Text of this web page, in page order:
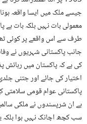
جیسے ملک میں ایسا واقعہ
معمولی بات نہیں بلکہ بات
طرف سے اس واقعے پر کوئی
جانب پاکستانی شہریوں نے
کی ہے کہ پاکستان میں رہائش
اختیار کی جائے اور جتنی
پاکستانی عوام قومی سلامتی
ہے ان شرپسندوں نے ملکی
سب کچھ اچانک نہیں ہوا بلکہ